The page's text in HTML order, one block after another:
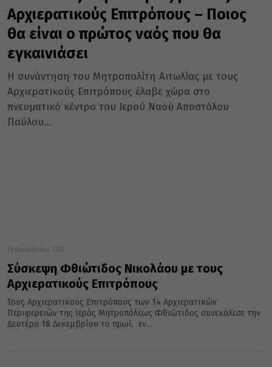
Αρχιερατικούς Επιτρόπους – Ποιος
θα είναι ο πρώτος ναός που θα
εγκαινιάσει
Η συνάντηση του Μητροπολίτη Αιτωλίας με τους
Αρχιερατικούς Επιτρόπους έλαβε χώρα στο
πνευματικό κέντρο του Ιερού Ναού Αποστόλου
Παύλου...
18 Δεκεμβρίου 2017
Σύσκεψη Φθιώτιδος Νικολάου με τους
Αρχιερατικούς Επιτρόπους
Τους Αρχιερατικούς Επιτρόπους των 14 Αρχιερατικών
Περιφερειών της Ιεράς Μητροπόλεως Φθιώτιδος συνεκάλεσε την
Δευτέρα 18 Δεκεμβρίου το πρωί, εν...